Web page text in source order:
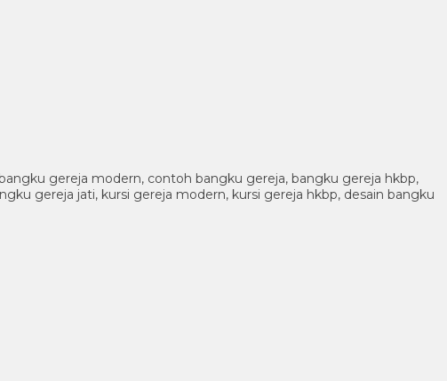
gereja modern, contoh bangku gereja, bangku gereja hkbp,
gereja jati, kursi gereja modern, kursi gereja hkbp, desain bangku